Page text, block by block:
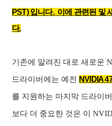
PST) 입니다. 이에 관련된 및
다.
기존에 알려진 대로 새로운
드라이버에는 예전 NVIDIA
를 지원하는 마지막 드라이
보다 더 중요한 것은 이